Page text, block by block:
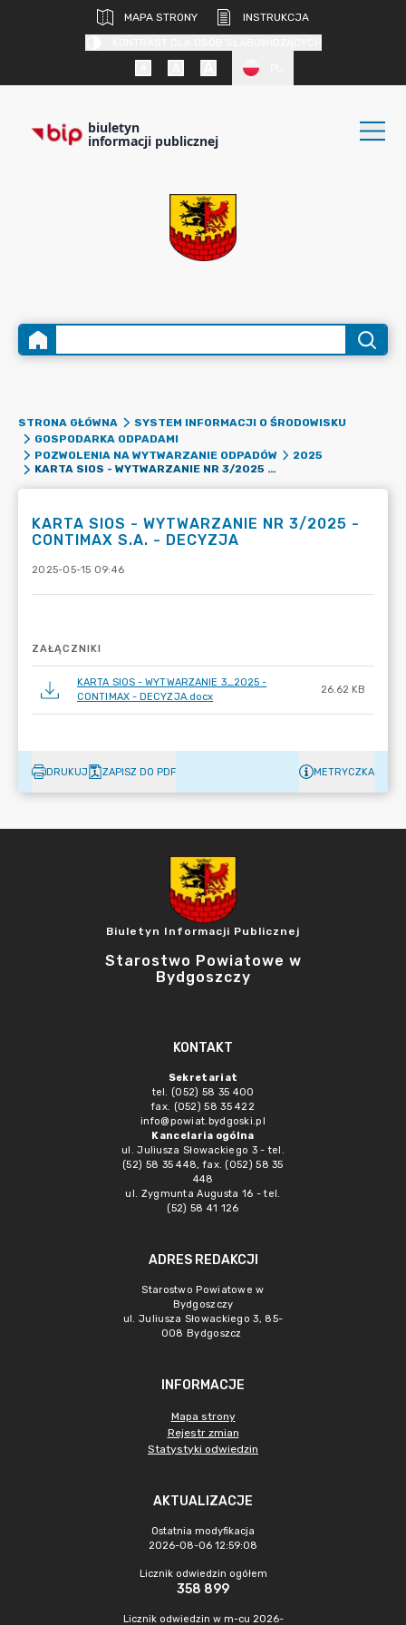
MAPA STRONY
INSTRUKCJA
biuletyn
informacji publicznej
STRONA GŁÓWNA
SYSTEM INFORMACJI O ŚRODOWISKU
GOSPODARKA ODPADAMI
POZWOLENIA NA WYTWARZANIE ODPADÓW
2025
KARTA SIOS - WYTWARZANIE NR 3/2025 - CONTIMAX S.A. - DECYZJA
KARTA SIOS - WYTWARZANIE NR 3/2025 -
CONTIMAX S.A. - DECYZJA
2025-05-15 09:46
ZAŁĄCZNIKI
KARTA SIOS - WYTWARZANIE 3_2025 -
CONTIMAX - DECYZJA.docx
26.62 KB
DRUKUJ ZAPISZ DO PDF METRYCZKA
Biuletyn Informacji Publicznej
Starostwo Powiatowe w
Bydgoszczy
KONTAKT
Sekretariat
tel. (052) 58 35 400
fax. (052) 58 35 422
info@powiat.bydgoski.pl
Kancelaria ogólna
ul. Juliusza Słowackiego 3 - tel.
(52) 58 35 448, fax. (052) 58 35
448
ul. Zygmunta Augusta 16 - tel.
(52) 58 41 126
ADRES REDAKCJI
Starostwo Powiatowe w
Bydgoszczy
ul. Juliusza Słowackiego 3, 85-
008 Bydgoszcz
INFORMACJE
Mapa strony
Rejestr zmian
Statystyki odwiedzin
AKTUALIZACJE
Ostatnia modyfikacja
2026-08-06 12:59:08
Licznik odwiedzin ogółem
358 899
Licznik odwiedzin w m-cu 2026-